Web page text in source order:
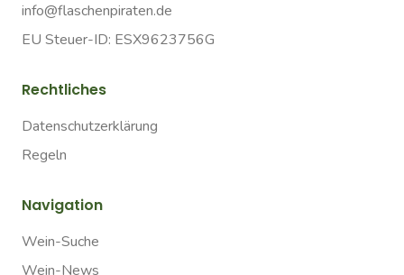
info@flaschenpiraten.de
EU Steuer-ID: ESX9623756G
Rechtliches
Datenschutzerklärung
Regeln
Navigation
Wein-Suche
Wein-News